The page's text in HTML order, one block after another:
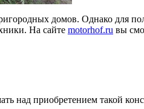
домов. Однако для
На сайте motorhof.ru вы
над приобретением такой